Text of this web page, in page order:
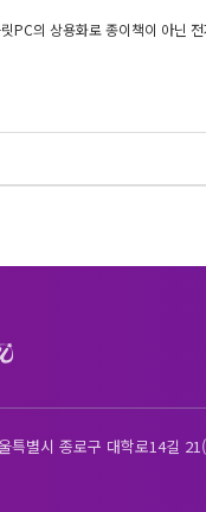
PC의 상용화로 종이책이 아닌
특별시 종로구 대학로14길